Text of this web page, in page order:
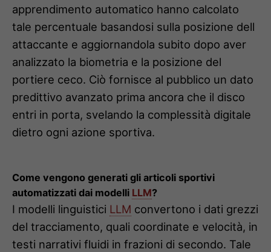
apprendimento automatico hanno calcolato
tale percentuale basandosi sulla posizione dell
attaccante e aggiornandola subito dopo aver
analizzato la biometria e la posizione del
portiere ceco. Ciò fornisce al pubblico un dato
predittivo avanzato prima ancora che il disco
entri in porta, svelando la complessità digitale
dietro ogni azione sportiva.
Come vengono generati gli articoli sportivi
automatizzati dai modelli LLM?
I modelli linguistici LLM convertono i dati grezzi
del tracciamento, quali coordinate e velocità, in
testi narrativi fluidi in frazioni di secondo. Tale